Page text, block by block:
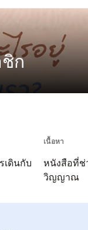
ก
เดินกับ
เนื้อหา
หนังสือที่ช่
วิญญาณ